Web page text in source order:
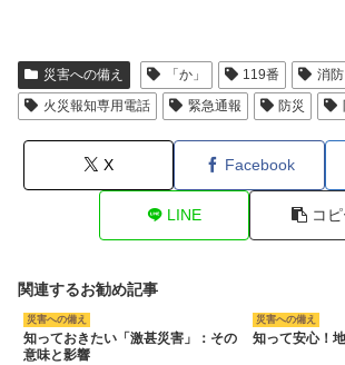
災害への備え 「か」 119番
消防
火災報知専用電話
緊急通報 防災
X Facebook
LINE コ
関連するお勧め記事
災害への備え
知っておきたい「激甚災害」：その
意味と影響
災害への備え
知って安心！